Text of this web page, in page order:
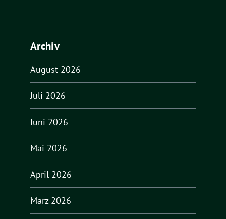
Archiv
August 2026
Juli 2026
Juni 2026
Mai 2026
April 2026
März 2026